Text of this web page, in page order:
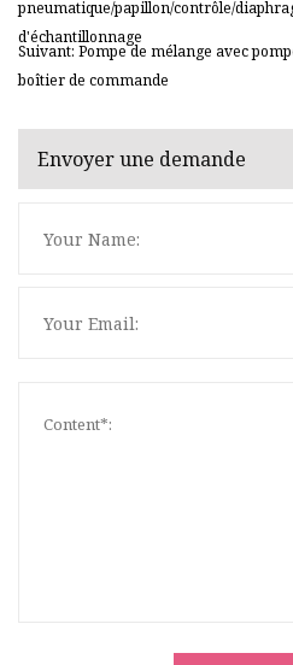
pneumatique/papillon/contrôle/
d'échantillonnage
Suivant: Pompe de mélange avec
boîtier de commande
Envoyer une demande